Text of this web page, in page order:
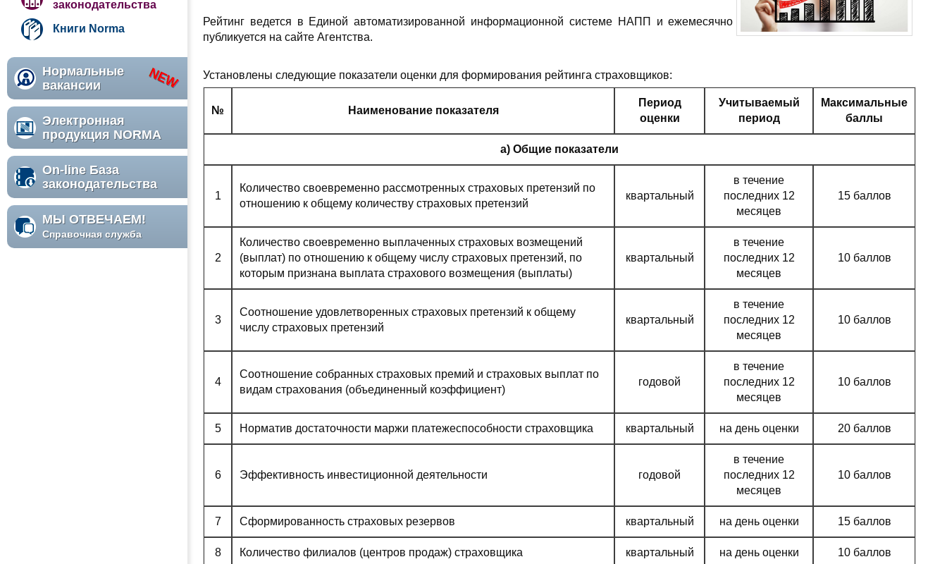
законодательства
Книги Norma
Нормальные
вакансии
Электронная
продукция NORMA
On-line База
законодательства
МЫ ОТВЕЧАЕМ!
Справочная служба
Рейтинг ведется в Единой автоматизированной информационной системе НАПП и ежемесячно
публикуется на сайте Агентства.
Установлены следующие показатели оценки для формирования рейтинга страховщиков:
№ Наименование показателя
Период
оценки
Учитываемый
период
Максимальные
баллы
а) Общие показатели
1
Количество своевременно рассмотренных страховых претензий по
отношению к общему количеству страховых претензий
квартальный
в течение
последних 12
месяцев
15 баллов
2
Количество своевременно выплаченных страховых возмещений
(выплат) по отношению к общему числу страховых претензий, по
которым признана выплата страхового возмещения (выплаты)
квартальный
в течение
последних 12
месяцев
10 баллов
3
Соотношение удовлетворенных страховых претензий к общему
числу страховых претензий
квартальный
в течение
последних 12
месяцев
10 баллов
4
Соотношение собранных страховых премий и страховых выплат по
видам страхования (объединенный коэффициент)
годовой
в течение
последних 12
месяцев
10 баллов
5 Норматив достаточности маржи платежеспособности страховщика квартальный на день оценки 20 баллов
6 Эффективность инвестиционной деятельности годовой
в течение
последних 12
месяцев
10 баллов
7 Сформированность страховых резервов квартальный на день оценки 15 баллов
8 Количество филиалов (центров продаж) страховщика квартальный на день оценки 10 баллов